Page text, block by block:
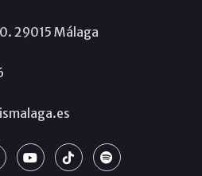
29015 Málaga